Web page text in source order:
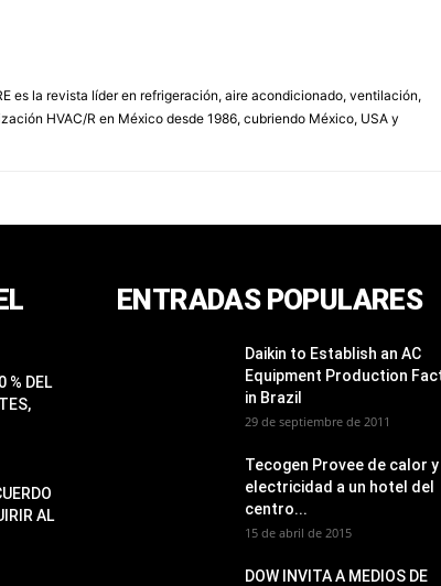
es la revista líder en refrigeración, aire acondicionado, ventilación,
HVAC/R en México desde 1986, cubriendo México, USA y
% DEL
AL
ENTRADAS POPULARES
Daikin to Establish an AC
Equipment Production
in Brazil
29 de septiembre de 2011
Tecogen Provee de calor y
electricidad a un hotel del
centro...
15 de abril de 2015
DOW INVITA A MEDIOS DE